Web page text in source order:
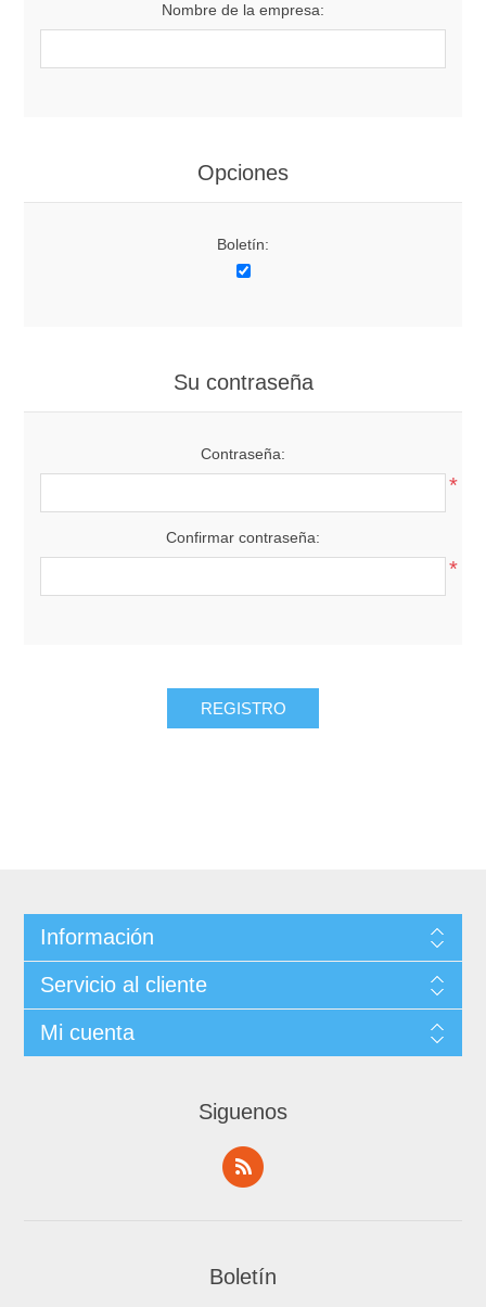
Nombre de la empresa:
Opciones
Boletín:
Su contraseña
Contraseña:
*
Confirmar contraseña:
*
Información
Servicio al cliente
Mi cuenta
Siguenos
Boletín